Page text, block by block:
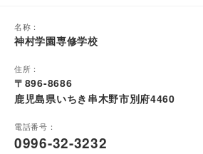
名称：
神村学園専修学校
住所：
〒896-8686
鹿児島県いちき串木野市別府4460
電話番号：
0996-32-3232